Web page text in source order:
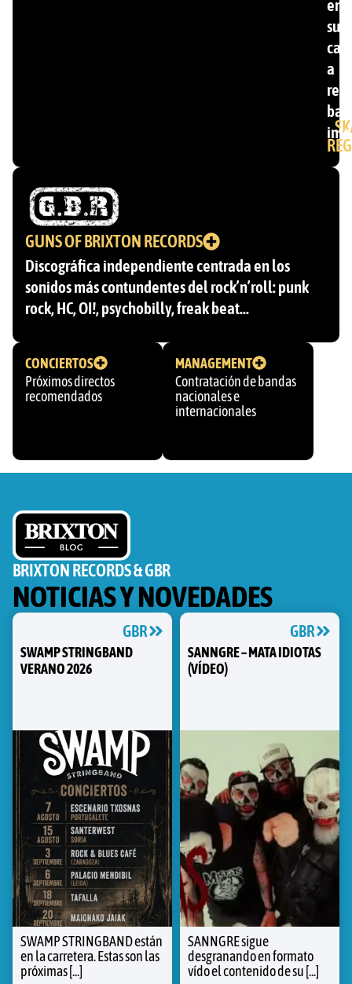
su
a
GUNS OF BRIXTON RECORDS
Discográfica independiente centrada en los
sonidos más contundentes del rock’n’roll: punk
rock, HC, OI!, psychobilly, freak beat…
CONCIERTOS
Próximos directos
recomendados
MANAGEMENT
Contratación de bandas
nacionales e
internacionales
BRIXTON RECORDS & GBR
NOTICIAS Y NOVEDADES
GBR
SWAMP STRINGBAND
VERANO 2026
SWAMP STRINGBAND están
en la carretera. Estas son las
próximas [...]
GBR
SANNGRE – MATA IDIOTAS
(VÍDEO)
SANNGRE sigue
desgranando en formato
vído el contenido de su [...]